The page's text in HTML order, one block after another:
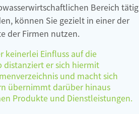
Bereich tätig
können Sie gezielt in einer der
der Firmen nutzen.
keinerlei Einfluss auf die
distanziert er sich hiermit
und macht sich
übernimmt darüber hinaus
Produkte und Dienstleistungen.